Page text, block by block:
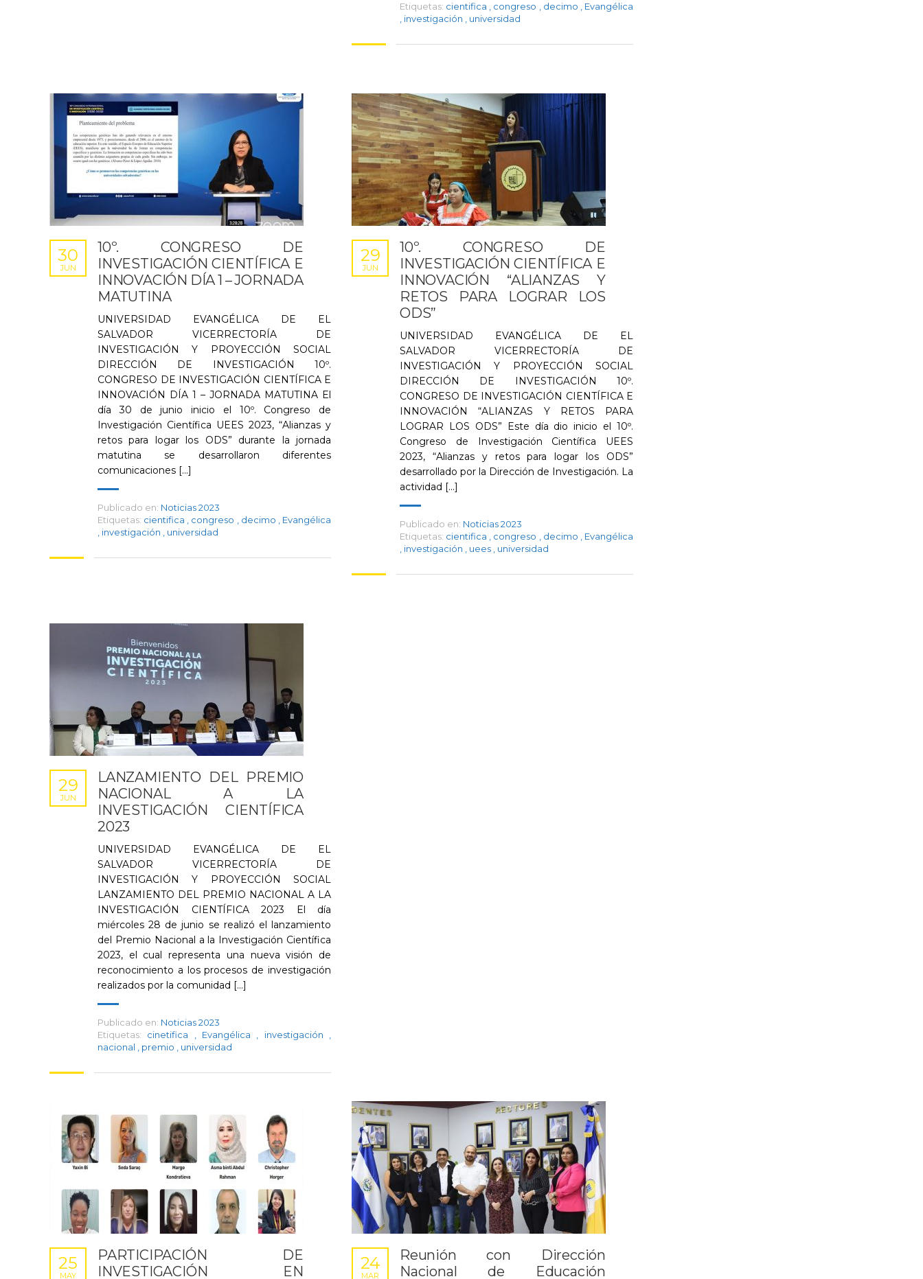
Etiquetas: cientifica congreso decimo
Evangélica
investigación universidad
10º. CONGRESO DE
INVESTIGACIÓN CIENTÍFICA E
INNOVACIÓN DÍA 1 – JORNADA
MATUTINA
30
JUN
UNIVERSIDAD EVANGÉLICA DE EL
SALVADOR VICERRECTORÍA DE
INVESTIGACIÓN Y PROYECCIÓN SOCIAL
DIRECCIÓN DE INVESTIGACIÓN 10º.
CONGRESO DE INVESTIGACIÓN CIENTÍFICA E
INNOVACIÓN DÍA 1 – JORNADA MATUTINA El
día 30 de junio inicio el 10º. Congreso de
Investigación Científica UEES 2023, “Alianzas y
retos para logar los ODS” durante la jornada
matutina se desarrollaron diferentes
comunicaciones [...]
Publicado en: Noticias 2023
Etiquetas: cientifica congreso decimo
Evangélica
investigación universidad
10º. CONGRESO DE
INVESTIGACIÓN CIENTÍFICA E
INNOVACIÓN “ALIANZAS Y
RETOS PARA LOGRAR LOS
ODS”
29
JUN
UNIVERSIDAD EVANGÉLICA DE EL
SALVADOR VICERRECTORÍA DE
INVESTIGACIÓN Y PROYECCIÓN SOCIAL
DIRECCIÓN DE INVESTIGACIÓN 10º.
CONGRESO DE INVESTIGACIÓN CIENTÍFICA E
INNOVACIÓN “ALIANZAS Y RETOS PARA
LOGRAR LOS ODS” Este día dio inicio el 10º.
Congreso de Investigación Científica UEES
2023, “Alianzas y retos para logar los ODS”
desarrollado por la Dirección de Investigación. La
actividad [...]
Publicado en: Noticias 2023
Etiquetas: cientifica congreso decimo
Evangélica
investigación uees universidad
LANZAMIENTO DEL PREMIO
NACIONAL A LA
INVESTIGACIÓN CIENTÍFICA
2023
29
JUN
UNIVERSIDAD EVANGÉLICA DE EL
SALVADOR VICERRECTORÍA DE
INVESTIGACIÓN Y PROYECCIÓN SOCIAL
LANZAMIENTO DEL PREMIO NACIONAL A LA
INVESTIGACIÓN CIENTÍFICA 2023 El día
miércoles 28 de junio se realizó el lanzamiento
del Premio Nacional a la Investigación Científica
2023, el cual representa una nueva visión de
reconocimiento a los procesos de investigación
realizados por la comunidad [...]
Publicado en: Noticias 2023
Etiquetas:
cinetifica Evangélica investigación
nacional
premio universidad
PARTICIPACIÓN DE
INVESTIGACIÓN EN
25
MAY
Reunión con Dirección
Nacional de Educación
24
MAR